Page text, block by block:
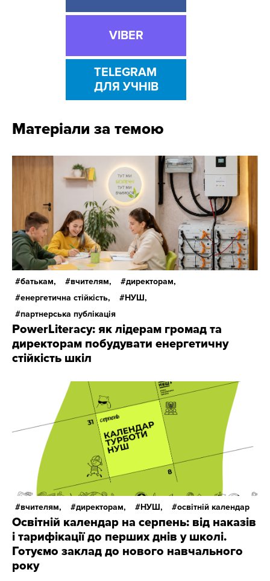
VIBER
TELEGRAM
ДЛЯ УЧНІВ
Матеріали за темою
батькам, вчителям,
директорам,
енергетична стійкість,
НУШ,
партнерська публікація
PowerLiteracy: як лідерам громад та
директорам побудувати енергетичну
стійкість шкіл
вчителям, директорам, НУШ, освітній календар
Освітній календар на серпень: від наказів
і тарифікації до перших днів у школі.
Готуємо заклад до нового навчального
року